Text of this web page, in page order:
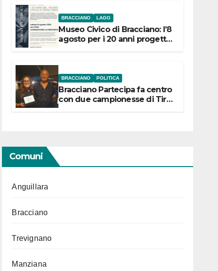
BRACCIANO LAGO
Museo Civico di Bracciano: l’8
agosto per i 20 anni progetto
BRACCIANO POLITICA
Bracciano Partecipa fa centro
con due campionesse di Tiro
Comuni
Anguillara
Bracciano
Trevignano
Manziana